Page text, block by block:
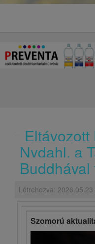
Nydahl, a
Létrehozva: 2026.05.23
Szomorú